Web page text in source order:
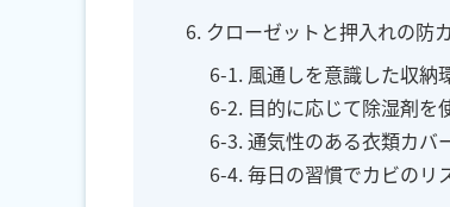
6. クローゼットと押入れの防
6-1. 風通しを意識した収納
6-2. 目的に応じて除湿剤を
6-3. 通気性のある衣類カバ
6-4. 毎日の習慣でカビのリ